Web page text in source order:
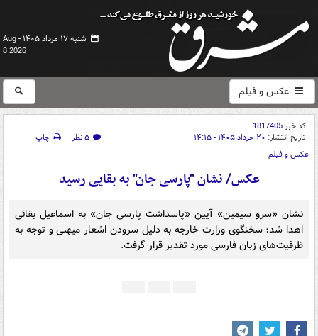
شنبه ۱۷ مرداد ۱۴۰۵ -
Aug
8 2026
عکس و فیلم
کد خبر1817405
تاریخ انتشار: ۲۰ خرداد ۱۴۰۵ - ۱۴:۱۵ ۵ نظر
چاپ
عکس و فیلم
عکس/ نشان "پارسی جان" به بقایی رسید
نشان «سرو سیمین» آیین «پاسداشت پارسی‌ جان» به اسماعیل بقائی
اهدا شد؛ سخنگوی وزارت خارجه به دلیل سرودن اشعار میهنی و توجه به
ظرفیت‌های زبان فارسی مورد تقدیر قرار گرفت.